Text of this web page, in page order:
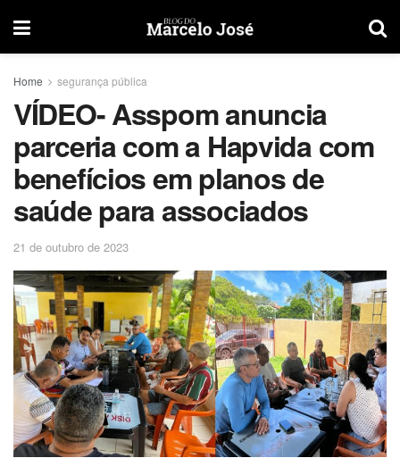
Home segurança pública
VÍDEO- Asspom anuncia
parceria com a Hapvida com
benefícios em planos de
saúde para associados
21 de outubro de 2023